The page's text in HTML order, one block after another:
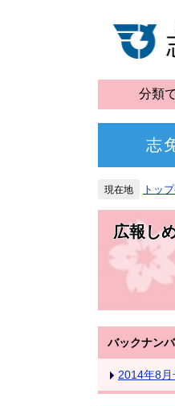
分類
志
トッ
広報し
バックナン
2014年8